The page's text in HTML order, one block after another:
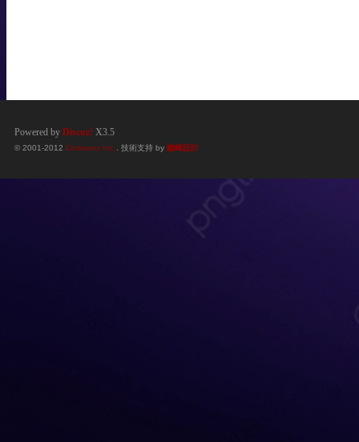
Powered by Discuz! X3.5
© 2001-2012 Comsenz Inc. . 技術支持 by 巔峰設計